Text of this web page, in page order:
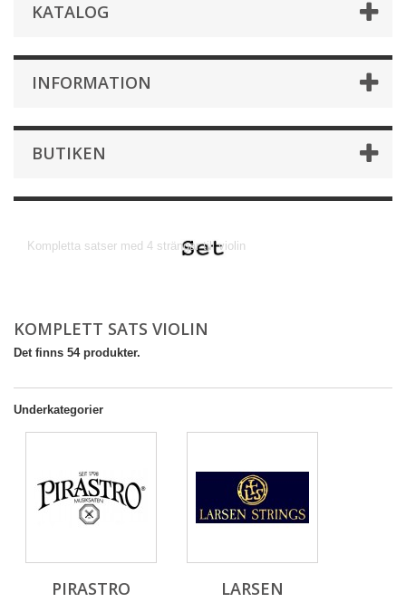
KATALOG
INFORMATION
BUTIKEN
Kompletta satser med 4 strängar till violin
KOMPLETT SATS VIOLIN
Det finns 54 produkter.
Underkategorier
PIRASTRO LARSEN